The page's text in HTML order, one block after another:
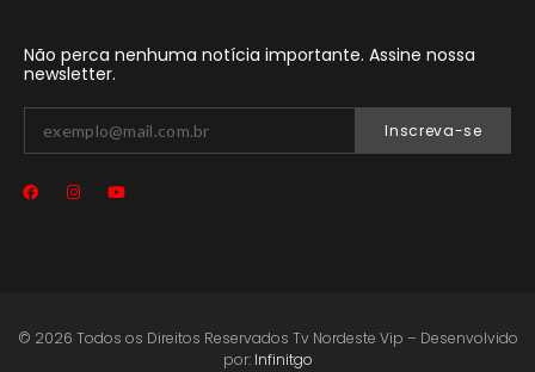
Não perca nenhuma notícia importante. Assine nossa
newsletter.
Inscreva-se
© 2026 Todos os Direitos Reservados Tv Nordeste Vip – Desenvolvido
por: Infinitgo